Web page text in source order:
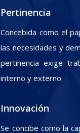
Pertinencia
Concebida como el
las necesidades y
pertinencia exige
interno y externo.
Innovación
Se concibe como la